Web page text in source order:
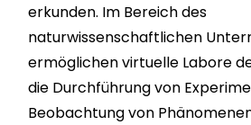
erkunden. Im Bereich des
naturwissenschaftlichen
ermöglichen virtuelle Labore
die Durchführung von
Beobachtung von